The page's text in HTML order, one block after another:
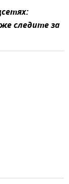
следите за